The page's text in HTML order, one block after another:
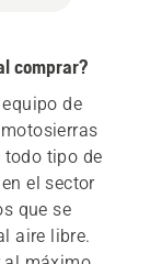
comprar?
de
todo tipo de
el sector
que se
aire libre.